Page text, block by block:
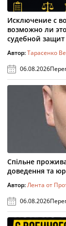
Исключение с
возможно ли
судебной защит
Автор:Тарасенко
06.08.2026
Спільне
доведення та
Автор:Лента от
06.08.2026